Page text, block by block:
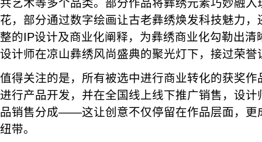
共艺术等多个品类。部分作品将彝绣元素巧妙融
花，部分通过数字绘画让古老彝绣焕发科技魅力
整的IP设计及商业化阐释，为彝绣商业化勾勒出
设计师在凉山彝绣风尚盛典的聚光灯下，接过荣誉
值得关注的是，所有被选中进行商业转化的获奖
进行产品开发，并在全国线上线下推广销售，设
品销售分成——这让创意不仅停留在作品层面，更
纽带。